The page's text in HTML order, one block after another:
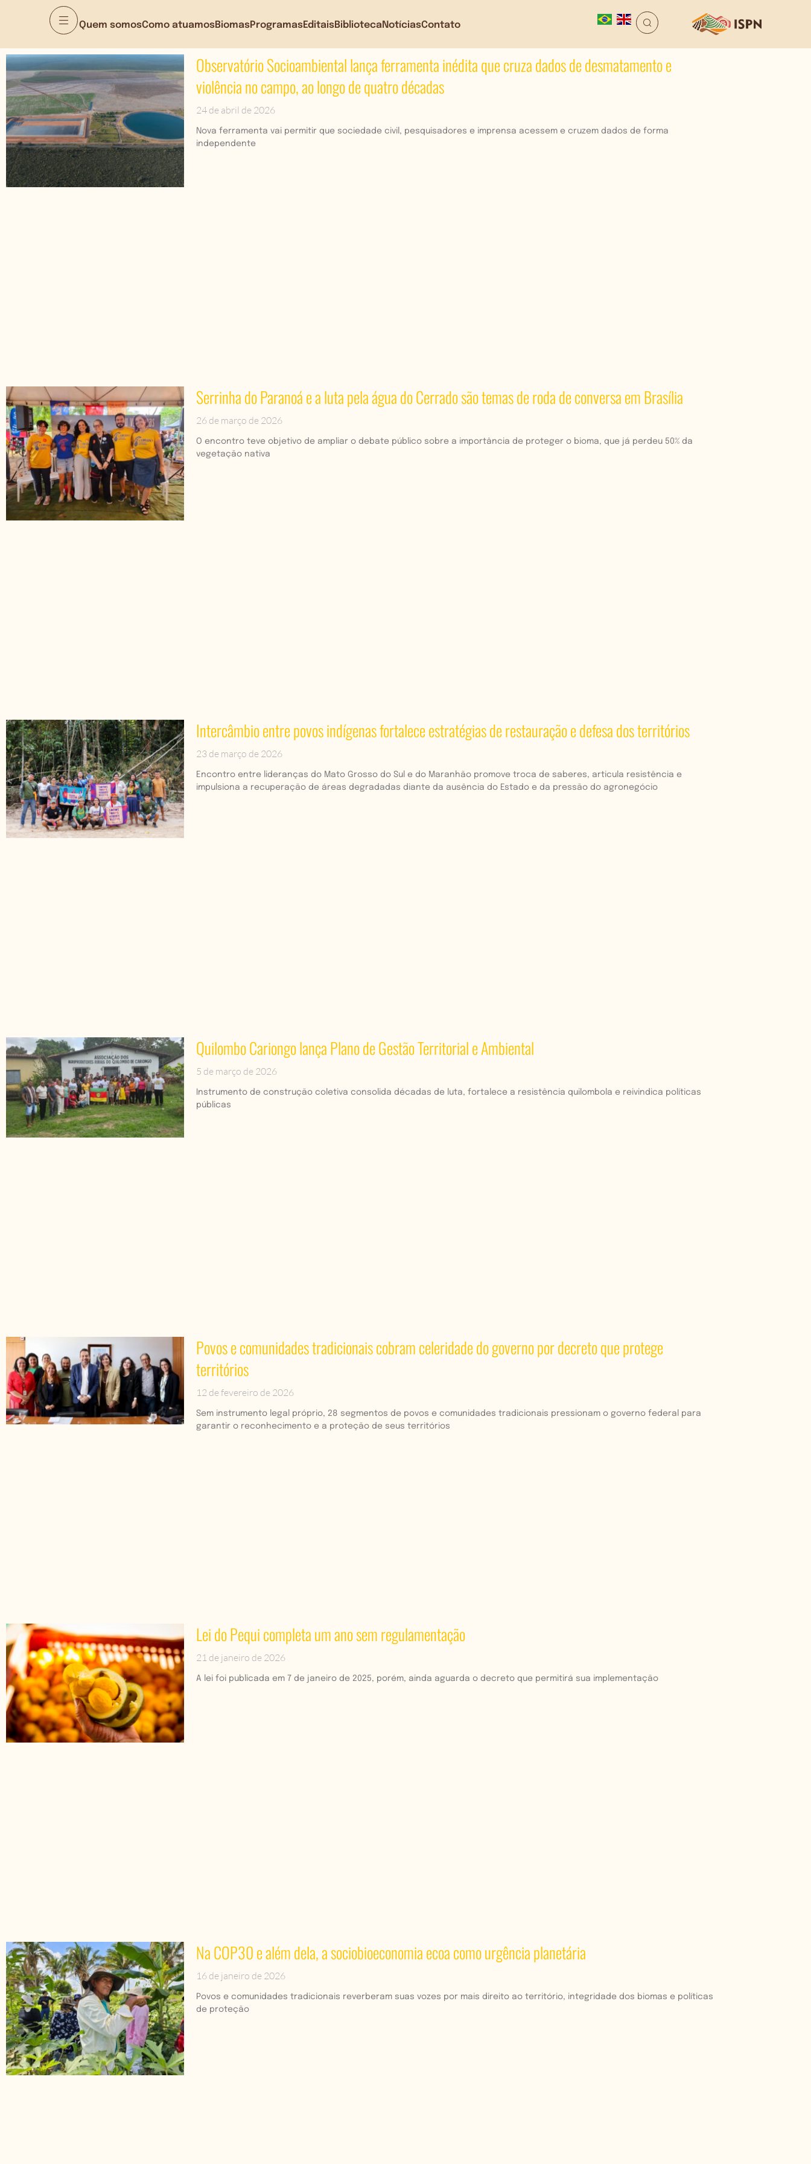
Quem somosComo atuamosBiomasProgramasEditaisBibliotecaNotíciasContato
Observatório Socioambiental lança ferramenta inédita que cruza dados de desmatamento e
violência no campo, ao longo de quatro décadas
24 de abril de 2026
Nova ferramenta vai permitir que sociedade civil, pesquisadores e imprensa acessem e cruzem dados de forma
independente
Serrinha do Paranoá e a luta pela água do Cerrado são temas de roda de conversa em Brasília
26 de março de 2026
O encontro teve objetivo de ampliar o debate público sobre a importância de proteger o bioma, que já perdeu 50% da
vegetação nativa
Intercâmbio entre povos indígenas fortalece estratégias de restauração e defesa dos territórios
23 de março de 2026
Encontro entre lideranças do Mato Grosso do Sul e do Maranhão promove troca de saberes, articula resistência e
impulsiona a recuperação de áreas degradadas diante da ausência do Estado e da pressão do agronegócio
Quilombo Cariongo lança Plano de Gestão Territorial e Ambiental
5 de março de 2026
Instrumento de construção coletiva consolida décadas de luta, fortalece a resistência quilombola e reivindica políticas
públicas
Povos e comunidades tradicionais cobram celeridade do governo por decreto que protege
territórios
12 de fevereiro de 2026
Sem instrumento legal próprio, 28 segmentos de povos e comunidades tradicionais pressionam o governo federal para
garantir o reconhecimento e a proteção de seus territórios
Lei do Pequi completa um ano sem regulamentação
21 de janeiro de 2026
A lei foi publicada em 7 de janeiro de 2025, porém, ainda aguarda o decreto que permitirá sua implementação
Na COP30 e além dela, a sociobioeconomia ecoa como urgência planetária
16 de janeiro de 2026
Povos e comunidades tradicionais reverberam suas vozes por mais direito ao território, integridade dos biomas e políticas
de proteção